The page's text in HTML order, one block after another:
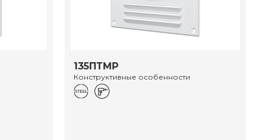
135ПТМР
Конструктивные особенности